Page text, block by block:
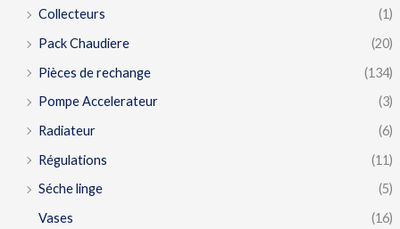
Collecteurs
(1)
Pack Chaudiere
(20)
Pièces de rechange
(134)
Pompe Accelerateur
(3)
Radiateur
(6)
Régulations
(11)
Séche linge
(5)
Vases
(16)